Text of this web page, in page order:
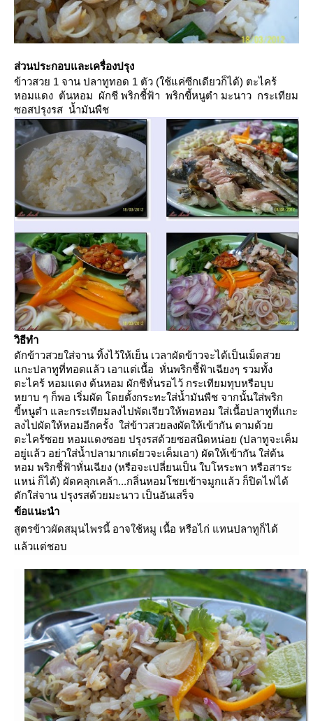
ส่วนประกอบและเครื่องปรุง
ข้าวสวย 1 จาน ปลาทูทอด 1 ตัว (ใช้แค่ซีกเดียวก็ได้) ตะไคร้
หอมแดง ต้นหอม ผักชี พริกชี้ฟ้า พริกขี้หนูตำ มะนาว กระเทียม
ซอสปรุงรส น้ำมันพืช
วิธีทำ
ตักข้าวสวยใส่จาน ทิ้งไว้ให้เย็น เวลาผัดข้าวจะได้เป็นเม็ดสว
กะปลาทูที่ทอดแล้ว เอาแต่เนื้อ หั่นพริกชี้ฟ้าเฉียงๆ รวมทั้ง
ตะไคร้ หอมแดง ต้นหอม ผักชีหั่นรอไว้ กระเทียมทุบหรือบุบ
หยาบ ๆ ก็พอ เริ่มผัด โดยตั้งกระทะใส่น้ำมันพืช จากนั้นใส่พริก
ขี้หนูตำ และกระเทียมลงไปพัดเจียวให้พอหอม ใส่เนื้อปลาทูที่แกะ
ลงไปผัดให้หอมอีกครั้ง ใส่ข้าวสวยลงผัดให้เข้ากัน ตามด้ว
ตะไคร้ซอย หอมแดงซอย ปรุงรสด้วยซอสนิดหน่อย (ปลาทูจะเค็ม
อยู่แล้ว อย่าใส่น้ำปลามากเด๋ยวจะเค็มเอา) ผัดให้เข้ากัน ใส่ต้น
หอม พริกชี้ฟ้าหั่นเฉียง (หรือจะเปลี่ยนเป็น ใบโหระพา หรือสาระ
หน่ ก็ได้) ผัดคลุกเคล้า...กลิ่นหอมโชยเข้าจมูกแล้ว ก็ปิดไฟได้
ตักใส่จาน ปรุงรสด้วยมะนาว เป็นอันเสร็จ
ข้อแนะนำ
สูตรข้าวผัดสมุนไพรนี้ อาจใช้หมู เนื้อ หรือไก่ แทนปลาทูก็ได้
ล้วแต่ชอบ